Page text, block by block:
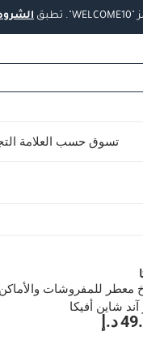
"WELCOME10". تطبق
تسوق حسب العلامة
معطر للمفروشات والأماكن
آند شاين أفيكا
د.إ